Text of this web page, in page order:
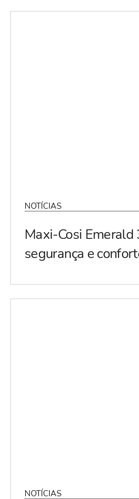
NOTÍCIAS
Maxi-Cosi Emerald
segurança e
NOTÍCIAS